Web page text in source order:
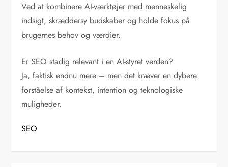
Ved at kombinere AI-værktøjer med menneskelig
indsigt, skræddersy budskaber og holde fokus på
brugernes behov og værdier.
Er SEO stadig relevant i en AI-styret verden?
Ja, faktisk endnu mere – men det kræver en dybere
forståelse af kontekst, intention og teknologiske
muligheder.
SEO